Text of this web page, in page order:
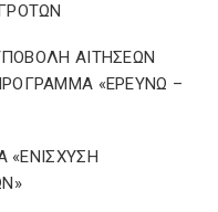
ΑΙΤΗΣΕΩΝ
«ΕΡΕΥΝΩ –
«ΕΝΙΣΧΥΣΗ